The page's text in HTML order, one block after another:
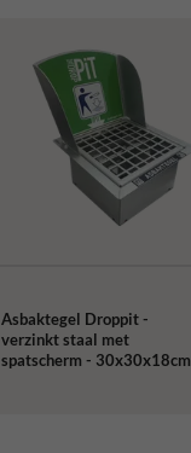
Asbaktegel Droppit -
verzinkt staal met
spatscherm - 30x30x18cm